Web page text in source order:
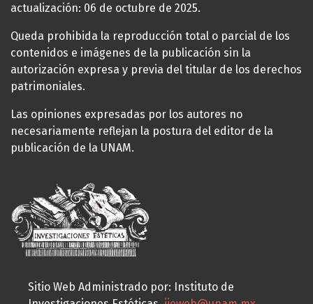
actualización: 06 de octubre de 2025.
Queda prohibida la reproducción total o parcial de los
contenidos e imágenes de la publicación sin la
autorización expresa y previa del titular de los derechos
patrimoniales.
Las opiniones expresadas por los autores no
necesariamente reflejan la postura del editor de la
publicación de la UNAM.
Sitio Web Administrado por: Instituto de